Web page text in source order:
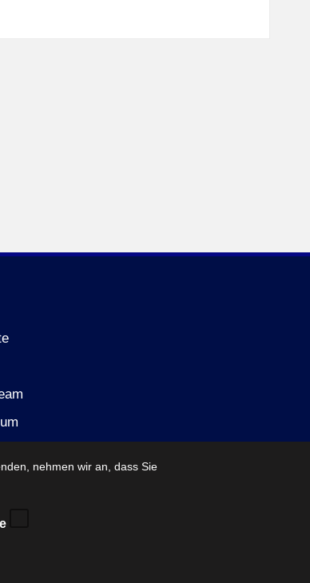
nehmen wir an, dass Sie